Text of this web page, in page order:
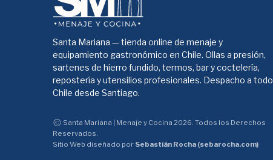
Santa Mariana — tienda online de menaje y
equipamiento gastronómico en Chile. Ollas a presión,
sartenes de hierro fundido, termos, bar y coctelería,
repostería y utensilios profesionales. Despacho a todo
Chile desde Santiago.
Santa Mariana | Menaje y Cocina 2026. Todos los Derechos
Reservados.
Sitio Web diseñado por Sebastián Rocha (sebarocha.com)